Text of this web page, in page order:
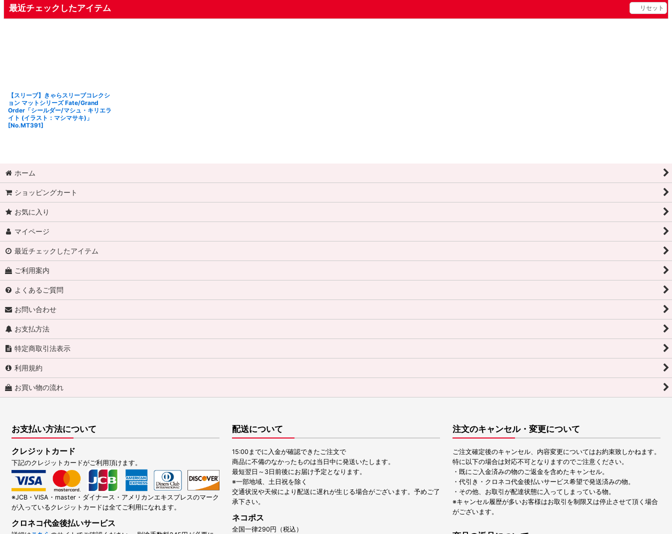
最近チェックしたアイテム リセット
【スリーブ】きゃらスリーブコレクシ
ョン マットシリーズ Fate/Grand
Order「シールダー/マシュ・キリエラ
イト (イラスト：マシマサキ)」
[No.MT391]
ホーム
ショッピングカート
お気に入り
マイページ
最近チェックしたアイテム
ご利用案内
よくあるご質問
お問い合わせ
お支払方法
特定商取引法表示
利用規約
お買い物の流れ
お支払い方法について
クレジットカード
下記のクレジットカードがご利用頂けます。
※JCB・VISA・master・ダイナース・アメリカンエキスプレスのマーク
が入っているクレジットカードは全てご利用になれます。
クロネコ代金後払いサービス
配送について
15:00までに入金が確認できたご注文で
商品に不備のなかったものは当日中に発送いたします。
最短翌日～3日前後にお届け予定となります。
※一部地域、土日祝を除く
交通状況や天候により配送に遅れが生じる場合がございます。予めご了
承下さい。
ネコポス
全国一律290円（税込）
注文のキャンセル・変更について
ご注文確定後のキャンセル、内容変更についてはお約束致しかねます。
特に以下の場合は対応不可となりますのでご注意ください。
・既にご入金済みの物のご返金を含めたキャンセル。
・代引き・クロネコ代金後払いサービス希望で発送済みの物。
・その他、お取引が配達状態に入ってしまっている物。
※キャンセル履歴が多いお客様はお取引を制限又は停止させて頂く場合
がございます。